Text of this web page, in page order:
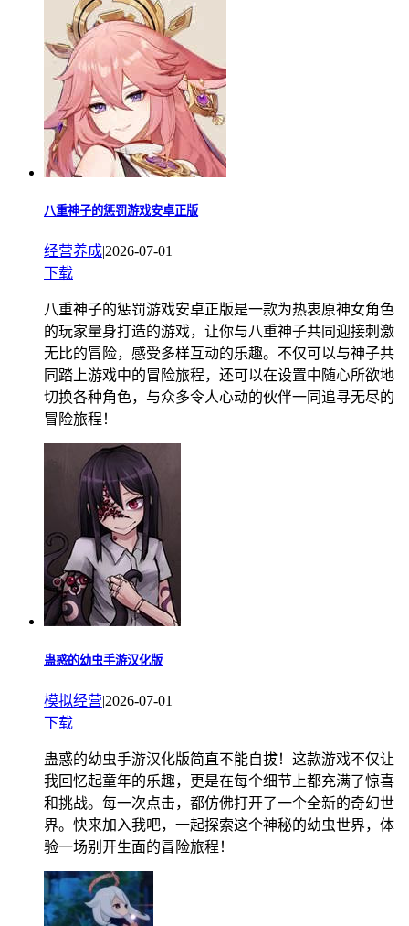
八重神子的惩罚游戏安卓正版
经营养成|2026-07-01
下载
八重神子的惩罚游戏安卓正版是一款为热衷原神女角色
的玩家量身打造的游戏，让你与八重神子共同迎接刺激
无比的冒险，感受多样互动的乐趣。不仅可以与神子共
同踏上游戏中的冒险旅程，还可以在设置中随心所欲地
切换各种角色，与众多令人心动的伙伴一同追寻无尽的
冒险旅程！
蛊惑的幼虫手游汉化版
模拟经营|2026-07-01
下载
蛊惑的幼虫手游汉化版简直不能自拔！这款游戏不仅让
我回忆起童年的乐趣，更是在每个细节上都充满了惊喜
和挑战。每一次点击，都仿佛打开了一个全新的奇幻世
界。快来加入我吧，一起探索这个神秘的幼虫世界，体
验一场别开生面的冒险旅程！